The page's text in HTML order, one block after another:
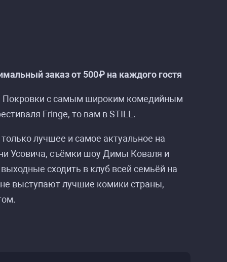
заказ от 500₽ на каждого гостя
Покровки с самым широким комедийным
Fringe, то вам в STILL.
лучшее и самое актуальное на
Усовича, съёмки шоу Димы Коваля и
сходить в клуб всей семьёй на
выступают лучшие комики страны,